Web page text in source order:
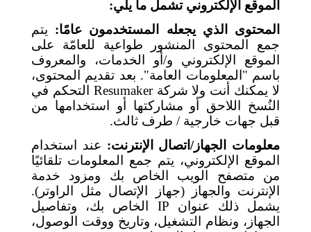
الموقع الإلكتروني تشمل ما يلي:
المحتوى الذي يجعله المستخدمون عامًا: يتم
جمع المحتوى المنشور طواعية للعامّة على
الموقع الإلكتروني و/أو الخدمات، والمعروف
باسم "المعلومات العامة". بعد تقديم المحتوى،
لا يمكنك أنت ولا شركةResumaker التحكم في
النُسخ اللاحق أو مشاركتها أو استخدامها من
قبل جهات خارجية / طرف ثالث.
معلومات الجهاز/اتصال الإنترنت: عند استخدام
الموقع الإلكتروني، يتم جمع المعلومات تلقائيًا
من متصفح الويب الخاص بك ومزود خدمة
الإنترنت والجهاز (جهاز الإتصال مثل الراوتر).
يشمل ذلك عنوان IP
الخاص بك، وتفاصيل
الجهاز، ونظام التشغيل، وتاريخ ووقت الوصول،